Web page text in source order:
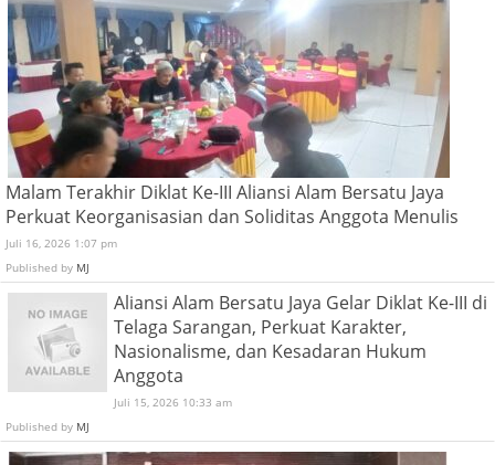
Malam Terakhir Diklat Ke-III Aliansi Alam Bersatu Jaya
Perkuat Keorganisasian dan Soliditas Anggota Menulis
Juli 16, 2026 1:07 pm
Published by MJ
Aliansi Alam Bersatu Jaya Gelar Diklat Ke-III di
Telaga Sarangan, Perkuat Karakter,
Nasionalisme, dan Kesadaran Hukum
Anggota
Juli 15, 2026 10:33 am
Published by MJ